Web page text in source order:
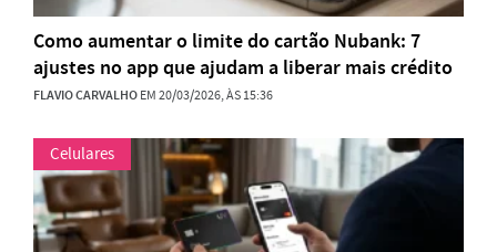
Como aumentar o limite do cartão Nubank: 7
ajustes no app que ajudam a liberar mais crédito
FLAVIO CARVALHOEM 20/03/2026, ÀS 15:36
Celulares